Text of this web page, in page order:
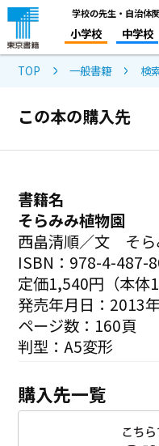
学校の先生・自治体
小学校 中学校
TOP 一般書籍 検
この本の購入先
書籍名
そらみみ植物園
西畠清順／文 そら
ISBN：978-4-487-
定価1,540円（本体
発売年月日：2013
ページ数：160頁
判型：A5変形
購入先一覧